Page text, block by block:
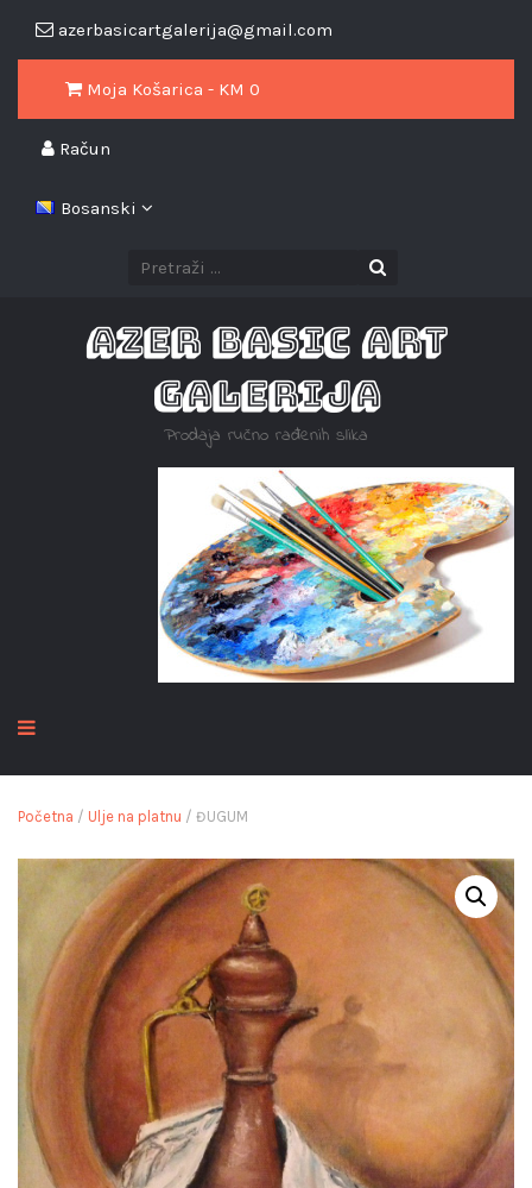
azerbasicartgalerija@gmail.com
Moja Košarica - KM 0
Račun
Bosanski
AZER BASIC ART
GALERIJA
Prodaja ručno rađenih slika
Početna / Ulje na platnu / ĐUGUM